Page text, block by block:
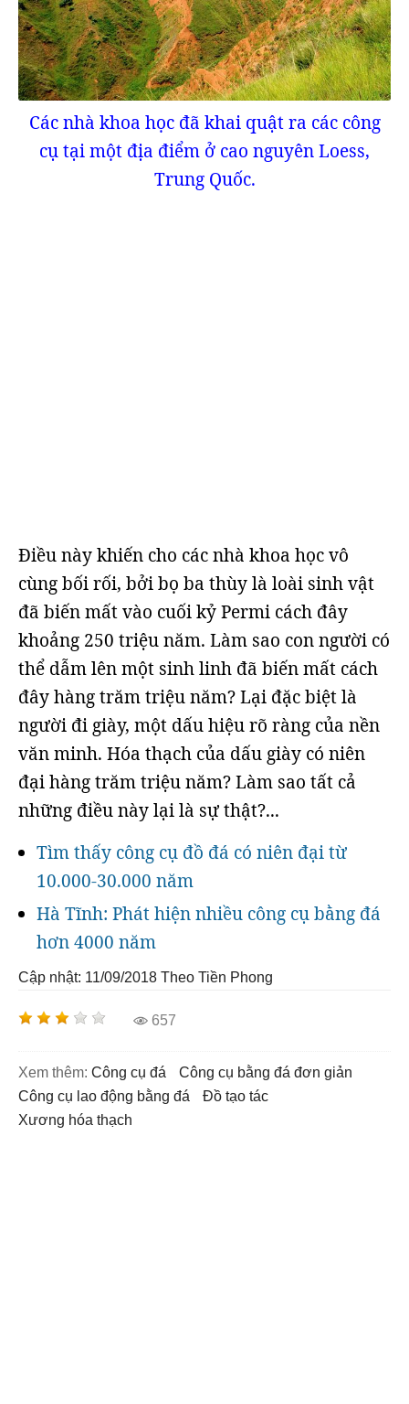
Các nhà khoa học đã khai quật ra các công
cụ tại một địa điểm ở cao nguyên Loess,
Trung Quốc.
Điều này khiến cho các nhà khoa học vô
cùng bối rối, bởi bọ ba thùy là loài sinh vật
đã biến mất vào cuối kỷ Permi cách đây
khoảng 250 triệu năm. Làm sao con người có
thể dẫm lên một sinh linh đã biến mất cách
đây hàng trăm triệu năm? Lại đặc biệt là
người đi giày, một dấu hiệu rõ ràng của nền
văn minh. Hóa thạch của dấu giày có niên
đại hàng trăm triệu năm? Làm sao tất cả
những điều này lại là sự thật?...
Tìm thấy công cụ đồ đá có niên đại từ
10.000-30.000 năm
Hà Tĩnh: Phát hiện nhiều công cụ bằng đá
hơn 4000 năm
Cập nhật: 11/09/2018 Theo Tiền Phong
657
Xem thêm: công cụ đá
công cụ bằng đá đơn giản
công cụ lao động bằng đá
đồ tạo tác
xương hóa thạch